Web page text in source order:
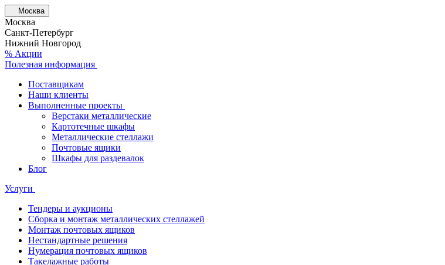
Москва
Москва
Санкт-Петербург
Нижний Новгород
% Акции
Полезная информация
Поставщикам
Наши клиенты
Выполненные проекты
Верстаки металлические
Картотечные шкафы
Металлические стеллажи
Почтовые ящики
Шкафы для раздевалок
Блог
Услуги
Тендеры и аукционы
Сборка и монтаж металлических стеллажей
Монтаж почтовых ящиков
Нестандартные решения
Нумерация почтовых ящиков
Такелажные работы